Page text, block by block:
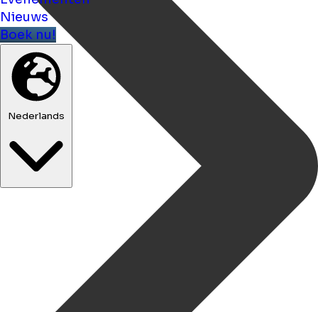
Nieuws
Boek nu!
Nederlands